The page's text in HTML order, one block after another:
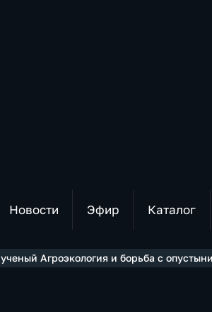
Новости Эфир Каталог
Агроэкология и борьба с